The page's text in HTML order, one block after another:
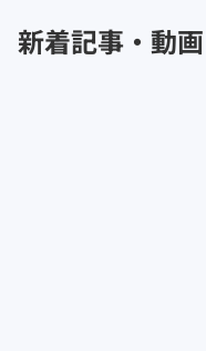
新着記事・動画